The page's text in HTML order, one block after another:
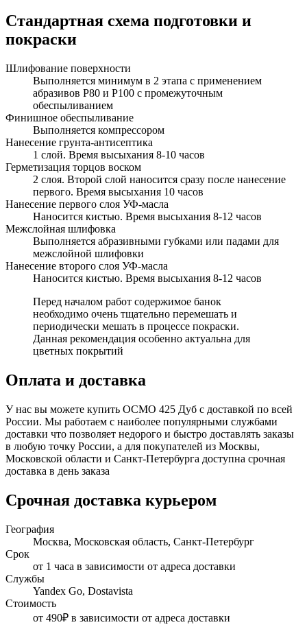
Стандартная схема подготовки и
покраски
Шлифование поверхности
Выполняется минимум в 2 этапа с применением
абразивов Р80 и Р100 с промежуточным
обеспыливанием
Финишное обеспыливание
Выполняется компрессором
Нанесение грунта-антисептика
1 слой. Время высыхания 8-10 часов
Герметизация торцов воском
2 слоя. Второй слой наносится сразу после нанесение
первого. Время высыхания 10 часов
Нанесение первого слоя УФ-масла
Наносится кистью. Время высыхания 8-12 часов
Межслойная шлифовка
Выполняется абразивными губками или падами для
межслойной шлифовки
Нанесение второго слоя УФ-масла
Наносится кистью. Время высыхания 8-12 часов
Перед началом работ содержимое банок
необходимо очень тщательно перемешать и
периодически мешать в процессе покраски.
Данная рекомендация особенно актуальна для
цветных покрытий
Оплата и доставка
У нас вы можете купить ОСМО 425 Дуб с доставкой по всей
России. Мы работаем с наиболее популярными службами
доставки что позволяет недорого и быстро доставлять заказы
в любую точку России, а для покупателей из Москвы,
Московской области и Санкт-Петербурга доступна срочная
доставка в день заказа
Срочная доставка курьером
География
Москва, Московская область, Санкт-Петербург
Срок
от 1 часа в зависимости от адреса доставки
Службы
Yandex Go, Dostavista
Стоимость
от 490₽ в зависимости от адреса доставки